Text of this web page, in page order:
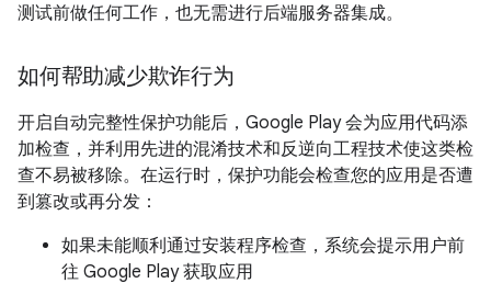
测试前做任何工作，也无需进行后端服务器集成。
如何帮助减少欺诈行为
开启自动完整性保护功能后，Google Play 会为应用代码添
加检查，并利用先进的混淆技术和反逆向工程技术使这类检
查不易被移除。在运行时，保护功能会检查您的应用是否遭
到篡改或再分发：
如果未能顺利通过安装程序检查，系统会提示用户前
往 Google Play 获取应用